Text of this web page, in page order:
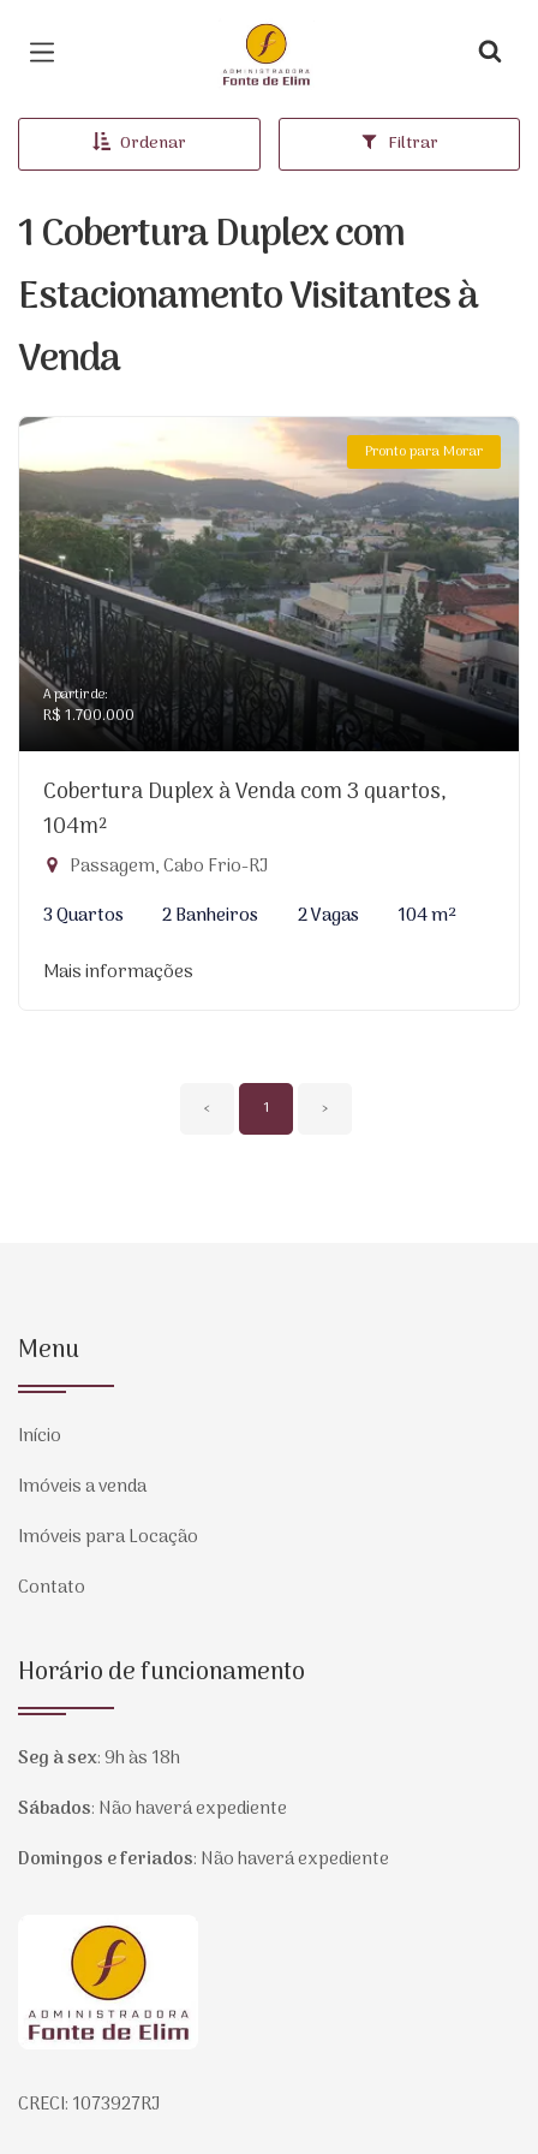
Página inicial
Ordenar Filtrar
1 Cobertura Duplex com
Estacionamento Visitantes à
Venda
Pronto para Morar
A partir de:
R$ 1.700.000
Cobertura Duplex à Venda com 3 quartos,
104m²
Passagem, Cabo Frio-RJ
3 Quartos
2 Banheiros 2 Vagas
104 m²
Mais informações
‹ 1 ›
Menu
Início
Imóveis a venda
Imóveis para Locação
Contato
Horário de funcionamento
Seg à sex:9h às 18h
Sábados: Não haverá expediente
Domingos e feriados: Não haverá expediente
Página inicial
CRECI: 1073927RJ